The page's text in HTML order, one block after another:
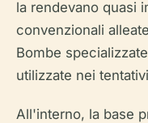
la rendevano quasi
convenzionali
Bombe
utilizzate nei
All'interno, la base